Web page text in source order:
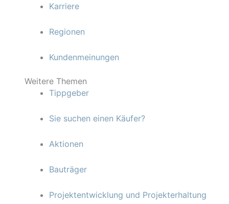
Karriere
Regionen
Kundenmeinungen
Weitere Themen
Tippgeber
Sie suchen einen Käufer?
Aktionen
Bauträger
Projektentwicklung und Projekterhaltung